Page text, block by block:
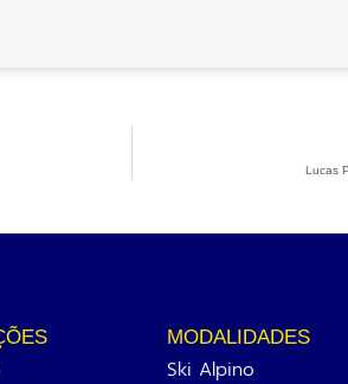
Lucas
MODALIDADES
Ski Alpino